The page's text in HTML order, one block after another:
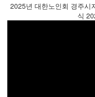
2025년 대한노인회 경주시
식